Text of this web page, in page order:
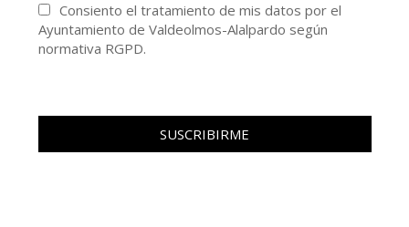
Consiento el tratamiento de mis datos por el
Ayuntamiento de Valdeolmos-Alalpardo según
normativa RGPD.